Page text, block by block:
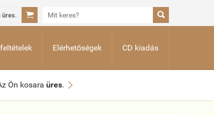
üres.  
Elérhetőségek CD kiadás
Ön kosara üres. 